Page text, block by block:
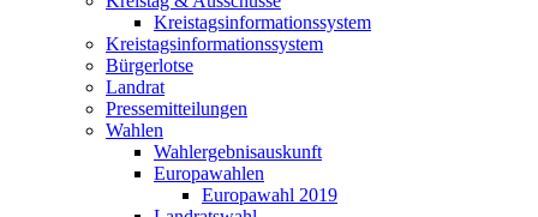
Kreistagsinformationssystem
Kreistagsinformationssystem
Bürgerlotse
Landrat
Pressemitteilungen
Wahlen
Wahlergebnisauskunft
Europawahlen
Europawahl 2019